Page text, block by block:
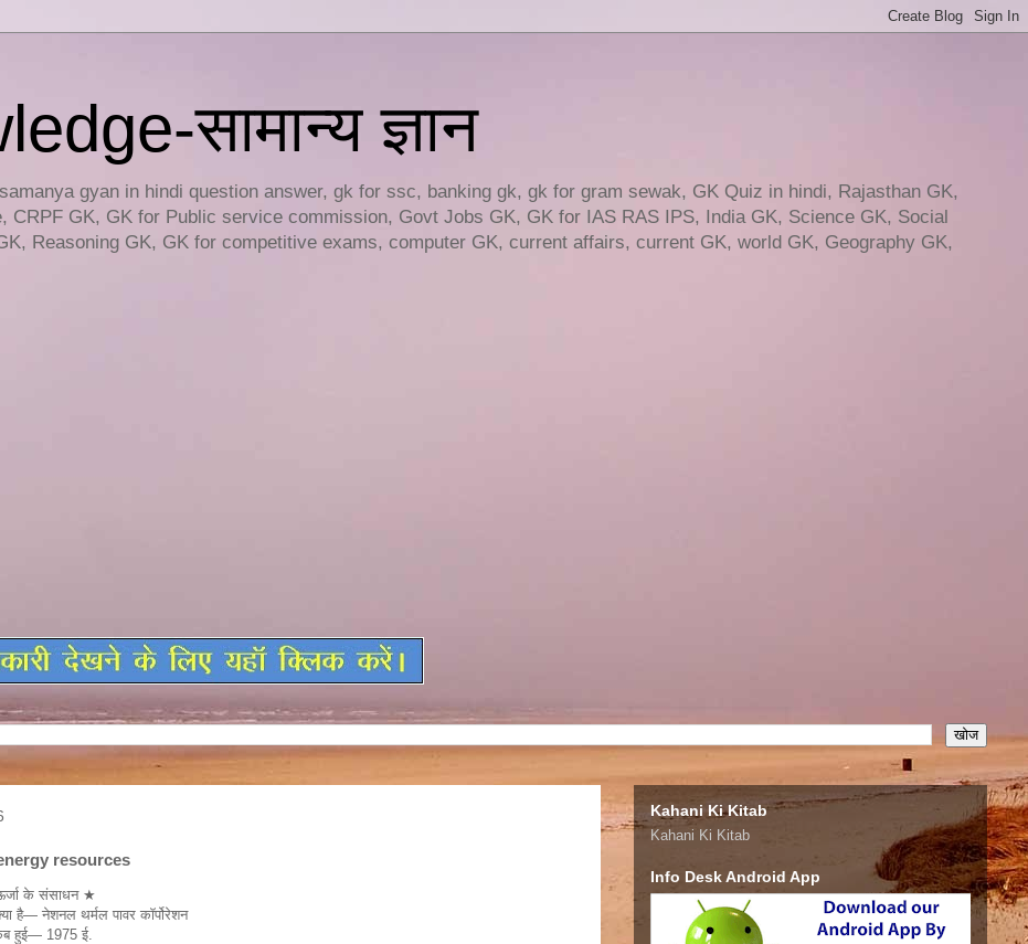
सामान्य ज्ञान
gyan in hindi question answer, gk for ssc, banking gk, gk for gram sewak, GK Quiz in hindi, Rajasthan GK,
CRPF GK, GK for Public service commission, Govt Jobs GK, GK for IAS RAS IPS, India GK, Science GK, Social
Reasoning GK, GK for competitive exams, computer GK, current affairs, current GK, world GK, Geography GK,
resources
के संसाधन ★
है— नेशनल थर्मल पावर कॉर्पोरेशन
हुई— 1975 ई.
Kahani Ki Kitab
Kahani Ki Kitab
Info Desk Android App